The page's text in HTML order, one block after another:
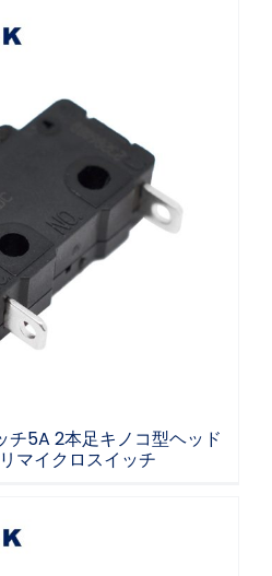
ッチ5A 2本足キノコ型ヘ
サリマイクロスイッチ
チ5A 2本足キノコ型ヘッド
マイクロスイッチ